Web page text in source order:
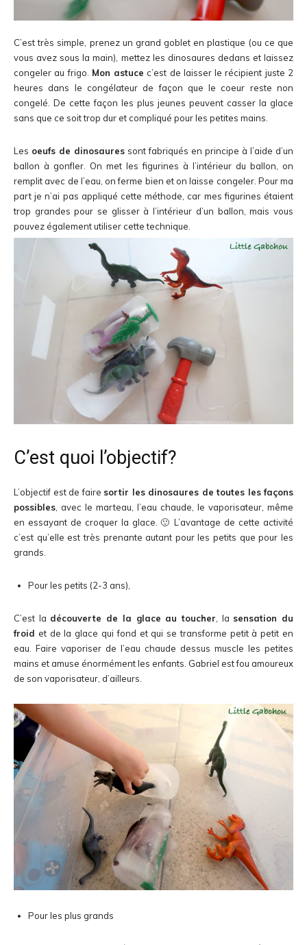
C’est très simple, prenez un grand goblet en plastique (ou ce que
vous avez sous la main), mettez les dinosaures dedans et laissez
congeler au frigo. Mon astuce c’est de laisser le récipient juste 2
heures dans le congélateur de façon que le coeur reste non
congelé. De cette façon les plus jeunes peuvent casser la glace
sans que ce soit trop dur et compliqué pour les petites mains.
Les oeufs de dinosaures sont fabriqués en principe à l’aide d’un
ballon à gonfler. On met les figurines à l’intérieur du ballon, on
remplit avec de l’eau, on ferme bien et on laisse congeler. Pour ma
part je n’ai pas appliqué cette méthode, car mes figurines étaient
trop grandes pour se glisser à l’intérieur d’un ballon, mais vous
pouvez également utiliser cette technique.
C’est quoi l’objectif?
L’objectif est de faire sortir les dinosaures de toutes les façons
possibles , avec le marteau, l’eau chaude, le vaporisateur, même
en essayant de croquer la glace. 🙂 L’avantage de cette activité
c’est qu’elle est très prenante autant pour les petits que pour les
grands.
Pour les petits (2-3 ans),
C’est la découverte de la glace au toucher , la sensation du
froid et de la glace qui fond et qui se transforme petit à petit en
eau. Faire vaporiser de l’eau chaude dessus muscle les petites
mains et amuse énormément les enfants. Gabriel est fou amoureux
de son vaporisateur, d’ailleurs.
Pour les plus grands